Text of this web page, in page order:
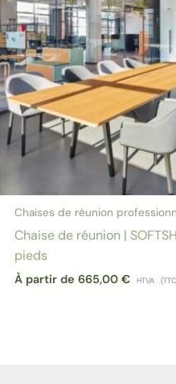
Chaises de réunion
Chaise de réunion |
pieds
À partir de665,00€ HTVA